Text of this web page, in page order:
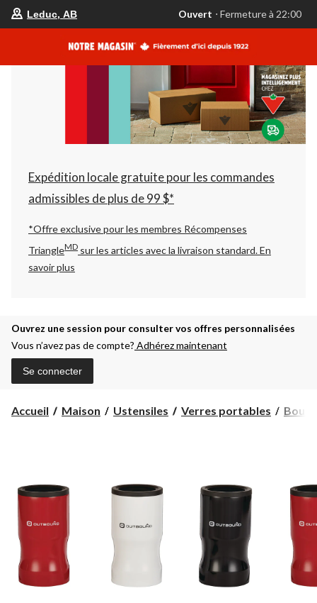
votre
est
AB,
Ouvert,
Fermeture
à
22:00
changer
Leduc, AB Ouvert ⋅ Fermeture à 22:00
Expédition locale gratuite pour les commandes
admissibles de plus de 99 $*
*Offre exclusive pour les membres Récompenses
TriangleMD sur les articles avec la livraison standard.En
savoir plus
Ouvrez une session pour consulter vos offres personnalisées
Vous n’avez pas de compte? Adhérez maintenant
Se connecter
Accueil Maison Ustensiles Verres portables